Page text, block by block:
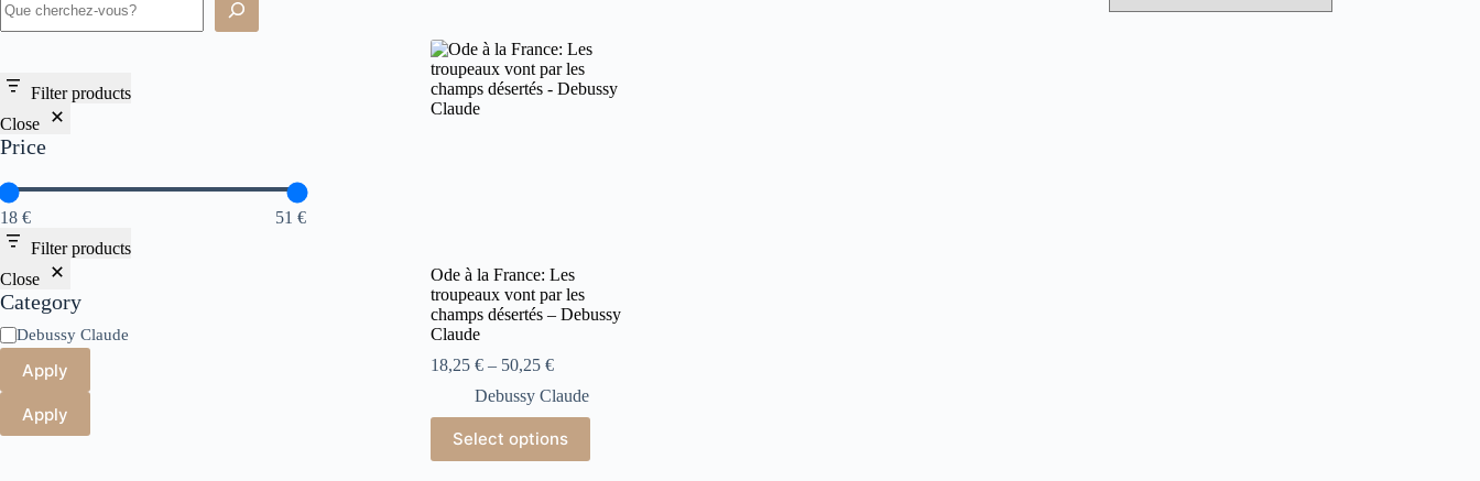
Ode à la France: Les
troupeaux vont par les
champs désertés – Debussy
Claude
18,25 € – 50,25 €
Debussy Claude
Select options
Filter products
Close
Price
18 €
51 €
Filter products
Close
Category
Debussy Claude
Apply
Apply